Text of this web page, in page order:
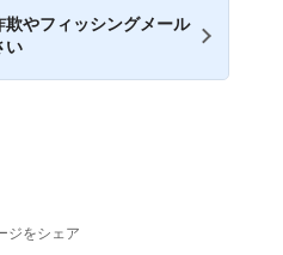
欺やフィッシングメール
い
ジをシェア